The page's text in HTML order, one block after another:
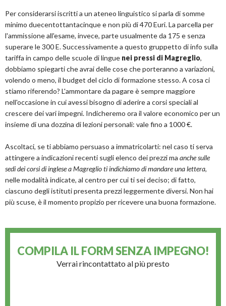
Per considerarsi iscritti a un ateneo linguistico si parla di somme
minimo duecentottantacinque e non più di 470 Euri. La parcella per
l'ammissione all'esame, invece, parte usualmente da 175 e senza
superare le 300 E. Successivamente a questo gruppetto di info sulla
tariffa in campo delle scuole di lingue nei pressi di Magreglio,
dobbiamo spiegarti che avrai delle cose che porteranno a variazioni,
volendo o meno, il budget del ciclo di formazione stesso. A cosa ci
stiamo riferendo? L'ammontare da pagare è sempre maggiore
nell'occasione in cui avessi bisogno di aderire a corsi speciali al
crescere dei vari impegni. Indicheremo ora il valore economico per un
insieme di una dozzina di lezioni personali: vale fino a 1000 €.
Ascoltaci, se ti abbiamo persuaso a immatricolarti: nel caso ti serva
attingere a indicazioni recenti sugli elenco dei prezzi ma anche sulle
sedi dei corsi di inglese a Magreglio ti indichiamo di mandare una lettera,
nelle modalità indicate, al centro per cui ti sei deciso; di fatto,
ciascuno degli istituti presenta prezzi leggermente diversi. Non hai
più scuse, è il momento propizio per ricevere una buona formazione.
COMPILA IL FORMSENZA IMPEGNO!
Verrai rincontattato al più presto